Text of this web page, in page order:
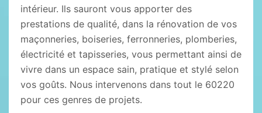
intérieur. Ils sauront vous apporter des
prestations de qualité, dans la rénovation de vos
maçonneries, boiseries, ferronneries, plomberies,
électricité et tapisseries, vous permettant ainsi de
vivre dans un espace sain, pratique et stylé selon
vos goûts. Nous intervenons dans tout le 60220
pour ces genres de projets.